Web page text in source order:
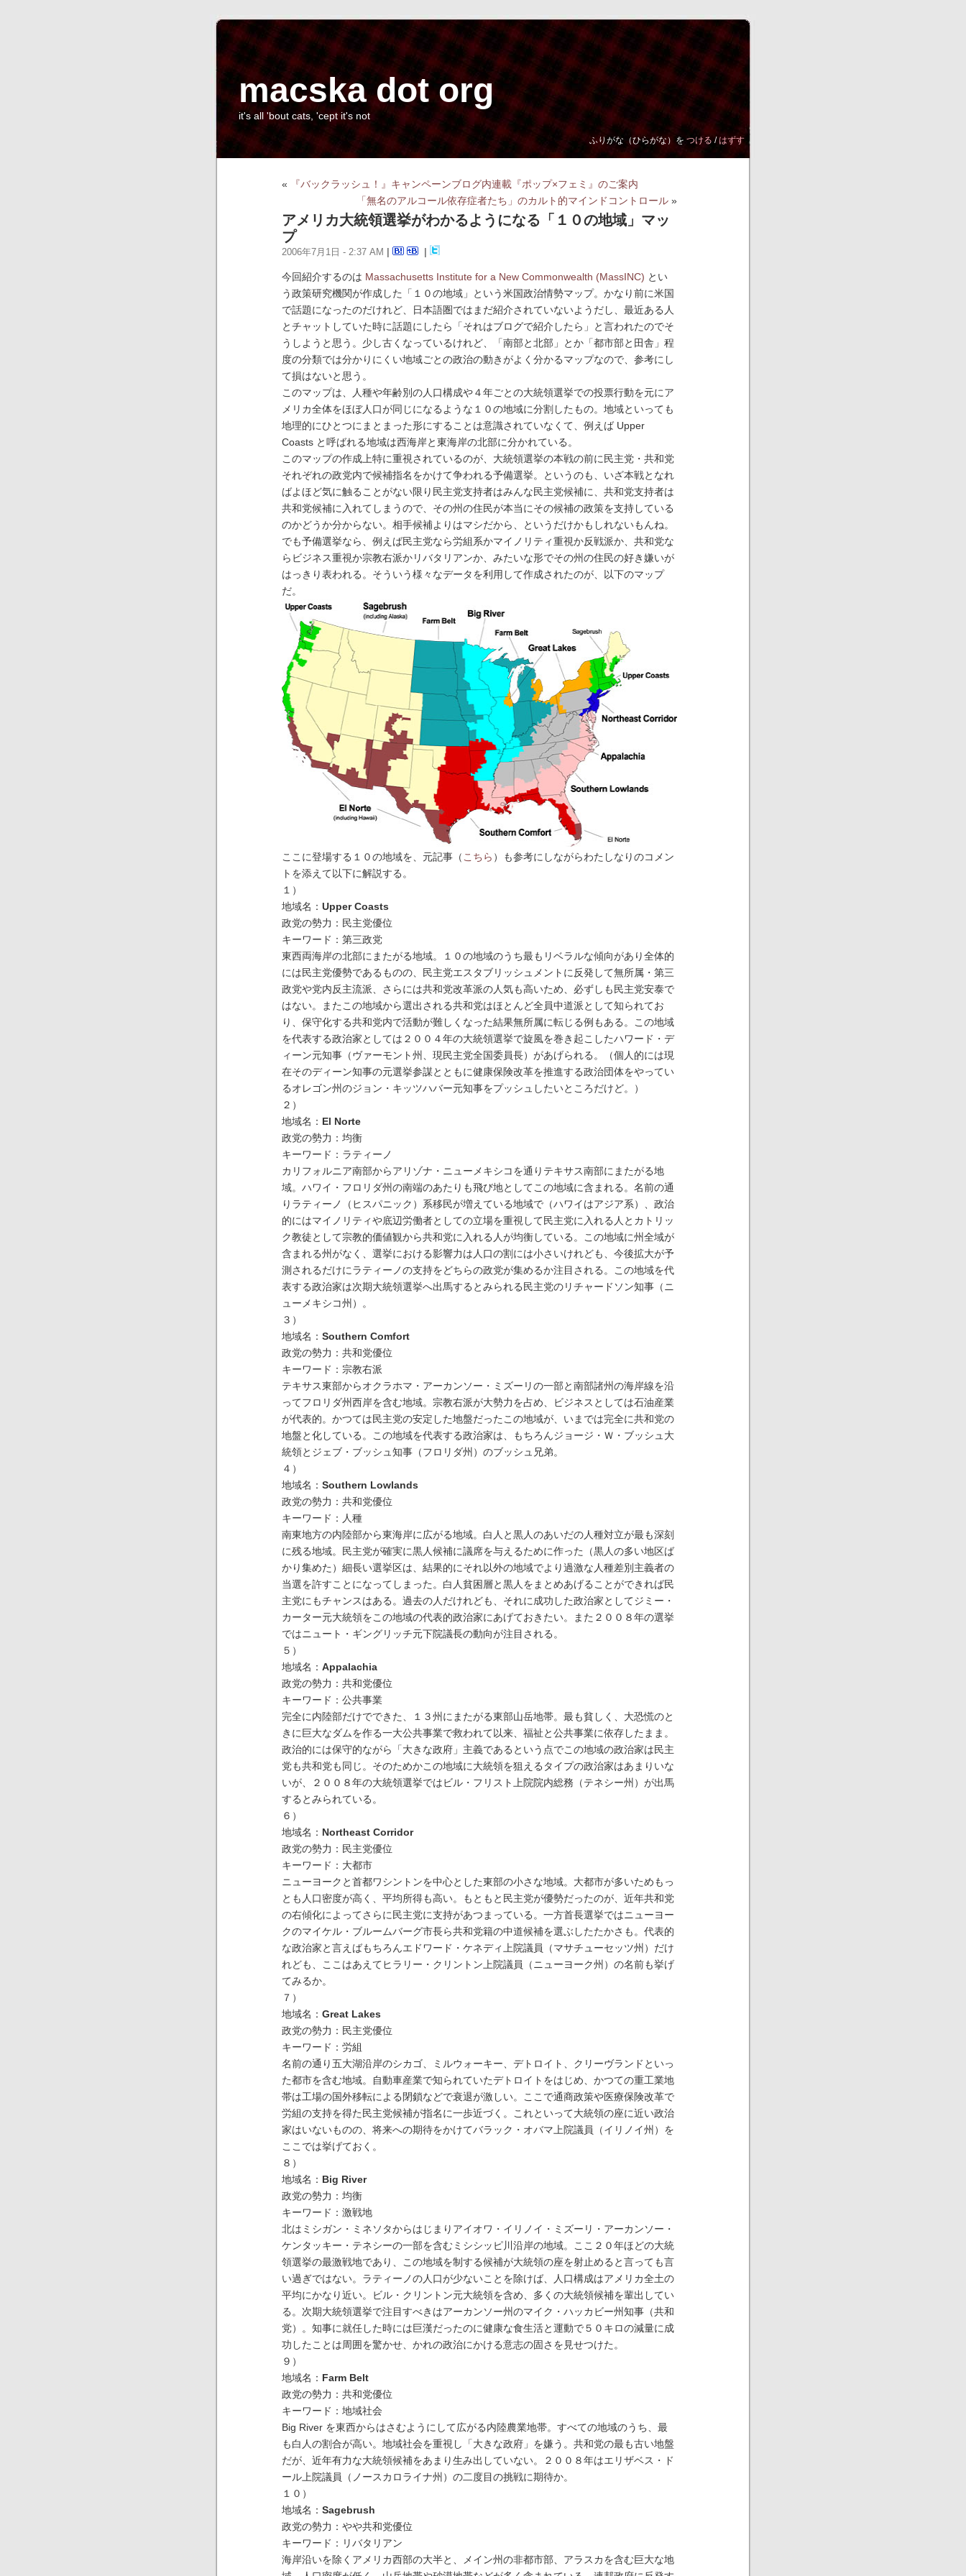
macska dot org
it's all 'bout cats, 'cept it's not
ふりがな（ひらがな）を つける/はずす
«
『バックラッシュ！』キャンペーンブログ内連載『ポップ×フェミ』のご案内
「無名のアルコール依存症者たち」のカルト的マインドコントロール »
アメリカ大統領選挙がわかるようになる「１０の地域」マッ
プ
2006年7月1日 - 2:37 AM
今回紹介するのは Massachusetts Institute for a New Commonwealth (MassINC) とい
う政策研究機関が作成した「１０の地域」という米国政治情勢マップ。かなり前に米国
で話題になったのだけれど、日本語圏ではまだ紹介されていないようだし、最近ある人
とチャットしていた時に話題にしたら「それはブログで紹介したら」と言われたのでそ
うしようと思う。少し古くなっているけれど、「南部と北部」とか「都市部と田舎」程
度の分類では分かりにくい地域ごとの政治の動きがよく分かるマップなので、参考にし
て損はないと思う。
このマップは、人種や年齢別の人口構成や４年ごとの大統領選挙での投票行動を元にア
メリカ全体をほぼ人口が同じになるような１０の地域に分割したもの。地域といっても
地理的にひとつにまとまった形にすることは意識されていなくて、例えば Upper
Coasts と呼ばれる地域は西海岸と東海岸の北部に分かれている。
このマップの作成上特に重視されているのが、大統領選挙の本戦の前に民主党・共和党
それぞれの政党内で候補指名をかけて争われる予備選挙。というのも、いざ本戦となれ
ばよほど気に触ることがない限り民主党支持者はみんな民主党候補に、共和党支持者は
共和党候補に入れてしまうので、その州の住民が本当にその候補の政策を支持している
のかどうか分からない。相手候補よりはマシだから、というだけかもしれないもんね。
でも予備選挙なら、例えば民主党なら労組系かマイノリティ重視か反戦派か、共和党な
らビジネス重視か宗教右派かリバタリアンか、みたいな形でその州の住民の好き嫌いが
はっきり表われる。そういう様々なデータを利用して作成されたのが、以下のマップ
だ。
ここに登場する１０の地域を、元記事（こちら ）も参考にしながらわたしなりのコメン
トを添えて以下に解説する。
１）
地域名： Upper Coasts
政党の勢力：民主党優位
キーワード：第三政党
東西両海岸の北部にまたがる地域。１０の地域のうち最もリベラルな傾向があり全体的
には民主党優勢であるものの、民主党エスタブリッシュメントに反発して無所属・第三
政党や党内反主流派、さらには共和党改革派の人気も高いため、必ずしも民主党安泰で
はない。またこの地域から選出される共和党はほとんど全員中道派として知られてお
り、保守化する共和党内で活動が難しくなった結果無所属に転じる例もある。この地域
を代表する政治家としては２００４年の大統領選挙で旋風を巻き起こしたハワード・デ
ィーン元知事（ヴァーモント州、現民主党全国委員長）があげられる。（個人的には現
在そのディーン知事の元選挙参謀とともに健康保険改革を推進する政治団体をやってい
るオレゴン州のジョン・キッツハバー元知事をプッシュしたいところだけど。）
２）
地域名： El Norte
政党の勢力：均衡
キーワード：ラティーノ
カリフォルニア南部からアリゾナ・ニューメキシコを通りテキサス南部にまたがる地
域。ハワイ・フロリダ州の南端のあたりも飛び地としてこの地域に含まれる。名前の通
りラティーノ（ヒスパニック）系移民が増えている地域で（ハワイはアジア系）、政治
的にはマイノリティや底辺労働者としての立場を重視して民主党に入れる人とカトリッ
ク教徒として宗教的価値観から共和党に入れる人が均衡している。この地域に州全域が
含まれる州がなく、選挙における影響力は人口の割には小さいけれども、今後拡大が予
測されるだけにラティーノの支持をどちらの政党が集めるか注目される。この地域を代
表する政治家は次期大統領選挙へ出馬するとみられる民主党のリチャードソン知事（ニ
ューメキシコ州）。
３）
地域名： Southern Comfort
政党の勢力：共和党優位
キーワード：宗教右派
テキサス東部からオクラホマ・アーカンソー・ミズーリの一部と南部諸州の海岸線を沿
ってフロリダ州西岸を含む地域。宗教右派が大勢力を占め、ビジネスとしては石油産業
が代表的。かつては民主党の安定した地盤だったこの地域が、いまでは完全に共和党の
地盤と化している。この地域を代表する政治家は、もちろんジョージ・Ｗ・ブッシュ大
統領とジェブ・ブッシュ知事（フロリダ州）のブッシュ兄弟。
４）
地域名： Southern Lowlands
政党の勢力：共和党優位
キーワード：人種
南東地方の内陸部から東海岸に広がる地域。白人と黒人のあいだの人種対立が最も深刻
に残る地域。民主党が確実に黒人候補に議席を与えるために作った（黒人の多い地区ば
かり集めた）細長い選挙区は、結果的にそれ以外の地域でより過激な人種差別主義者の
当選を許すことになってしまった。白人貧困層と黒人をまとめあげることができれば民
主党にもチャンスはある。過去の人だけれども、それに成功した政治家としてジミー・
カーター元大統領をこの地域の代表的政治家にあげておきたい。また２００８年の選挙
ではニュート・ギングリッチ元下院議長の動向が注目される。
５）
地域名： Appalachia
政党の勢力：共和党優位
キーワード：公共事業
完全に内陸部だけでできた、１３州にまたがる東部山岳地帯。最も貧しく、大恐慌のと
きに巨大なダムを作る一大公共事業で救われて以来、福祉と公共事業に依存したまま。
政治的には保守的ながら「大きな政府」主義であるという点でこの地域の政治家は民主
党も共和党も同じ。そのためかこの地域に大統領を狙えるタイプの政治家はあまりいな
いが、２００８年の大統領選挙ではビル・フリスト上院院内総務（テネシー州）が出馬
するとみられている。
６）
地域名： Northeast Corridor
政党の勢力：民主党優位
キーワード：大都市
ニューヨークと首都ワシントンを中心とした東部の小さな地域。大都市が多いためもっ
とも人口密度が高く、平均所得も高い。もともと民主党が優勢だったのが、近年共和党
の右傾化によってさらに民主党に支持があつまっている。一方首長選挙ではニューヨー
クのマイケル・ブルームバーグ市長ら共和党籍の中道候補を選ぶしたたかさも。代表的
な政治家と言えばもちろんエドワード・ケネディ上院議員（マサチューセッツ州）だけ
れども、ここはあえてヒラリー・クリントン上院議員（ニューヨーク州）の名前も挙げ
てみるか。
７）
地域名： Great Lakes
政党の勢力：民主党優位
キーワード：労組
名前の通り五大湖沿岸のシカゴ、ミルウォーキー、デトロイト、クリーヴランドといっ
た都市を含む地域。自動車産業で知られていたデトロイトをはじめ、かつての重工業地
帯は工場の国外移転による閉鎖などで衰退が激しい。ここで通商政策や医療保険改革で
労組の支持を得た民主党候補が指名に一歩近づく。これといって大統領の座に近い政治
家はいないものの、将来への期待をかけてバラック・オバマ上院議員（イリノイ州）を
ここでは挙げておく。
８）
地域名： Big River
政党の勢力：均衡
キーワード：激戦地
北はミシガン・ミネソタからはじまりアイオワ・イリノイ・ミズーリ・アーカンソー・
ケンタッキー・テネシーの一部を含むミシシッピ川沿岸の地域。ここ２０年ほどの大統
領選挙の最激戦地であり、この地域を制する候補が大統領の座を射止めると言っても言
い過ぎではない。ラティーノの人口が少ないことを除けば、人口構成はアメリカ全土の
平均にかなり近い。ビル・クリントン元大統領を含め、多くの大統領候補を輩出してい
る。次期大統領選挙で注目すべきはアーカンソー州のマイク・ハッカビー州知事（共和
党）。知事に就任した時には巨漢だったのに健康な食生活と運動で５０キロの減量に成
功したことは周囲を驚かせ、かれの政治にかける意志の固さを見せつけた。
９）
地域名： Farm Belt
政党の勢力：共和党優位
キーワード：地域社会
Big River を東西からはさむようにして広がる内陸農業地帯。すべての地域のうち、最
も白人の割合が高い。地域社会を重視し「大きな政府」を嫌う。共和党の最も古い地盤
だが、近年有力な大統領候補をあまり生み出していない。２００８年はエリザベス・ド
ール上院議員（ノースカロライナ州）の二度目の挑戦に期待か。
１０）
地域名： Sagebrush
政党の勢力：やや共和党優位
キーワード：リバタリアン
海岸沿いを除くアメリカ西部の大半と、メイン州の非都市部、アラスカを含む巨大な地